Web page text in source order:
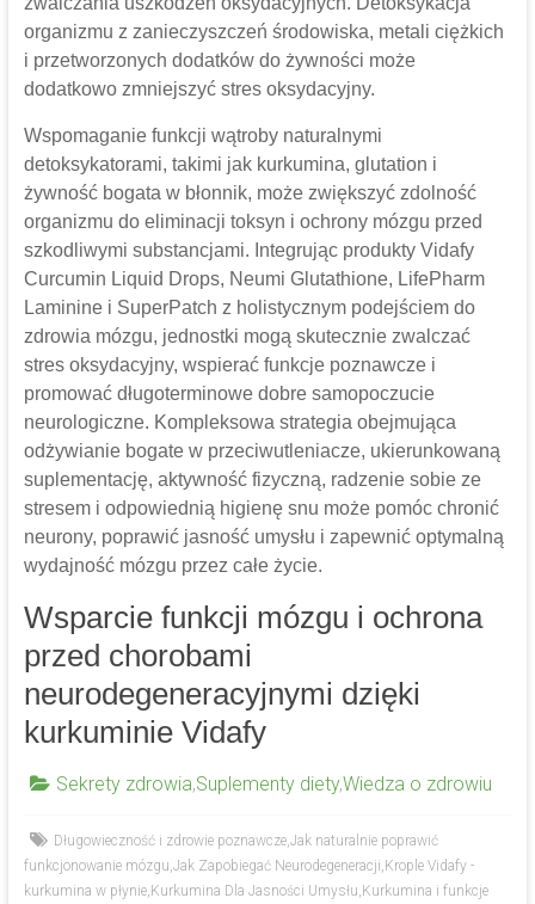
organizmu z zanieczyszczeń środowiska, metali ciężkich
i przetworzonych dodatków do żywności może
dodatkowo zmniejszyć stres oksydacyjny.
Wspomaganie funkcji wątroby naturalnymi
detoksykatorami, takimi jak kurkumina, glutation i
żywność bogata w błonnik, może zwiększyć zdolność
organizmu do eliminacji toksyn i ochrony mózgu przed
szkodliwymi substancjami. Integrując produkty Vidafy
Curcumin Liquid Drops, Neumi Glutathione, LifePharm
Laminine i SuperPatch z holistycznym podejściem do
zdrowia mózgu, jednostki mogą skutecznie zwalczać
stres oksydacyjny, wspierać funkcje poznawcze i
promować długoterminowe dobre samopoczucie
neurologiczne. Kompleksowa strategia obejmująca
odżywianie bogate w przeciwutleniacze, ukierunkowaną
suplementację, aktywność fizyczną, radzenie sobie ze
stresem i odpowiednią higienę snu może pomóc chronić
neurony, poprawić jasność umysłu i zapewnić optymalną
wydajność mózgu przez całe życie.
Wsparcie funkcji mózgu i ochrona
przed chorobami
neurodegeneracyjnymi dzięki
kurkuminie Vidafy
Sekrety zdrowia,Suplementy diety,Wiedza o zdrowiu
Długowieczność i zdrowie poznawcze,Jak naturalnie poprawić
funkcjonowanie mózgu,Jak Zapobiegać Neurodegeneracji, Krople Vidafy -
kurkumina w płynie, Kurkumina Dla Jasności Umysłu, Kurkumina i funkcje